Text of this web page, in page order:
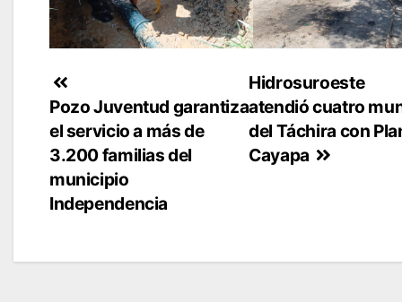
Navegación
de
entradas
Hidrosuroeste
atendió cuatro
del Táchira con
Cayapa
Pozo Juventud garantiza
el servicio a más de
3.200 familias del
municipio
Independencia